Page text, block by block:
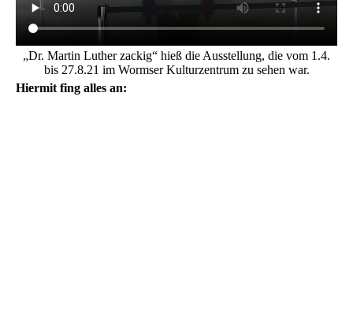
„Dr. Martin Luther zackig“ hieß die Ausstellung, die vom 1.4.
bis 27.8.21 im Wormser Kulturzentrum zu sehen war.
Hiermit fing alles an: